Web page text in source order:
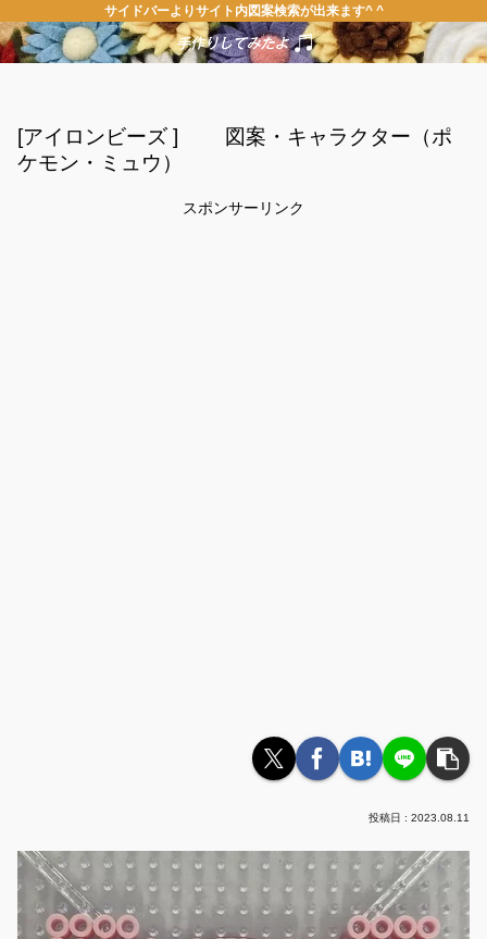
サイドバーよりサイト内図案検索が出来ます^ ^
[アイロンビーズ ] 図案・キャラクター（ポ
ケモン・ミュウ）
スポンサーリンク
2023.08.11